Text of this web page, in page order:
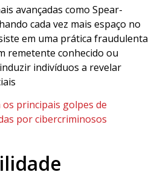
avançadas como Spear-
cada vez mais espaço no
em uma prática fraudulenta
remetente conhecido ou
indivíduos a revelar
os principais golpes de
por cibercriminosos